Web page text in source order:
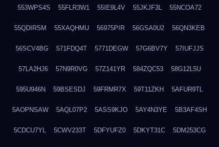
553WPS4S 55FLR3W1 55IE9L4V 55JKJF3L 55NCOA72
55QDIRSM 55XAQHMU 56975PIR 56GSA0U2 56QN3KEB
56SCV4BG 571FDQ4T 5771DEGW 57G6BV7Y 57IUFJJS
57LA2HJ6 57N9R0VG 57Z141YR 584ZQC53 58G12L5U
595U946N 59BSESDJ 59FRMR7X 59T11ZKH 5AFUR9TL
5AOPNSAW 5AQL07P2 5ASS9KJO 5AY4N3YE 5B3AF4SH
5CDCU7YL 5CWV233T 5DFYUFZ0 5DKYT31C 5DM253CG